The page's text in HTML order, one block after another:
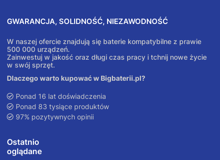
GWARANCJA, SOLIDNOŚĆ, NIEZAWODNOŚĆ
W naszej ofercie znajdują się baterie kompatybilne z prawie
500 000 urządzeń.
Zainwestuj w jakość oraz długi czas pracy i tchnij nowe życie
w swój sprzęt.
Dlaczego warto kupować w Bigbaterii.pl?
Ponad 16 lat doświadczenia
Ponad 83 tysiące produktów
97% pozytywnych opinii
Ostatnio
oglądane